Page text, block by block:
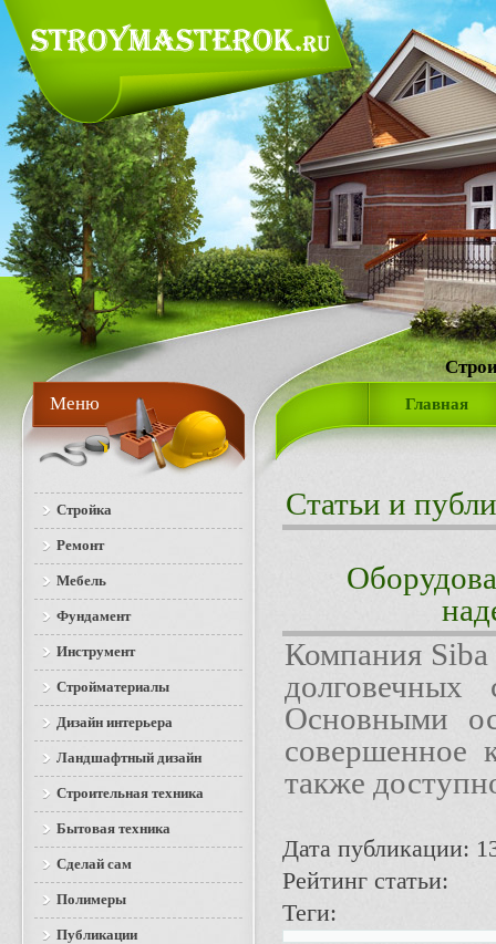
Главная
Статьи и
Компания Siba
Основными
совершенное
также
Дата публикации:
Рейтинг статьи:
Теги:
Меню
Стройка
Ремонт
Мебель
Фундамент
Инструмент
Стройматериалы
Дизайн интерьера
Ландшафтный дизайн
Строительная техника
Бытовая техника
Сделай сам
Полимеры
Публикации